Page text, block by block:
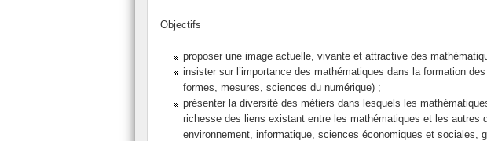
Objectifs
proposer une image actuelle, vivante et attractive des
insister sur l’importance des mathématiques dans la formation
formes, mesures, sciences du numérique) ;
présenter la diversité des métiers dans lesquels les
richesse des liens existant entre les mathématiques et les autres
environnement, informatique, sciences économiques et sociales,